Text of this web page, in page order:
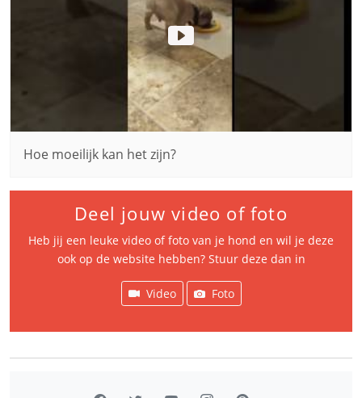
Hoe moeilijk kan het zijn?
Deel jouw video of foto
Heb jij een leuke video of foto van je hond en wil je deze
ook op de website hebben? Stuur deze dan in
Video Foto